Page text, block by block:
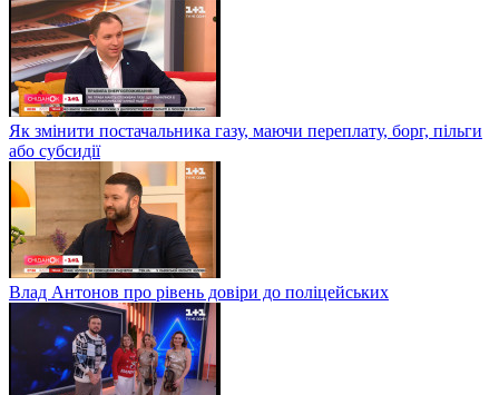
Як змінити постачальника газу, маючи переплату, борг, пільги
або субсидії
Влад Антонов про рівень довіри до поліцейських